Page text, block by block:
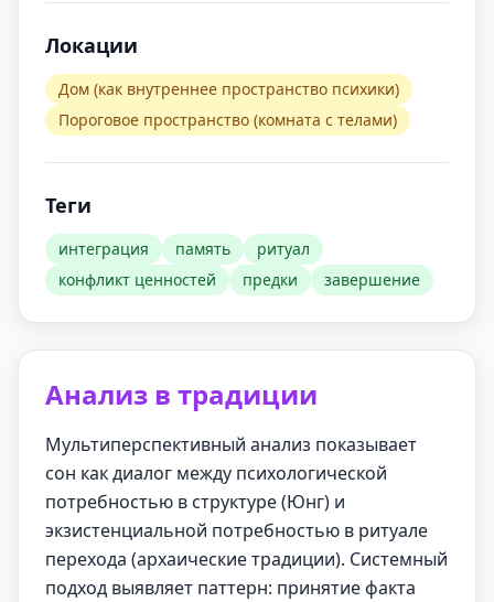
Локации
Дом (как внутреннее пространство психики)
Пороговое пространство (комната с телами)
Теги
интеграция память
ритуал
конфликт ценностей
предки завершение
Анализ в традиции
Мультиперспективный анализ показывает
сон как диалог между психологической
потребностью в структуре (Юнг) и
экзистенциальной потребностью в ритуале
перехода (архаические традиции). Системный
подход выявляет паттерн: принятие факта